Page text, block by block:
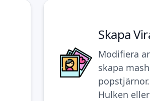
Skapa
Modifiera
skapa
Hulken